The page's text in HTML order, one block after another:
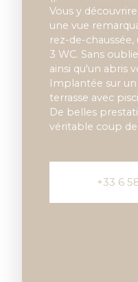
Vous y
une vue
rez-de-
3 WC. Sans
ainsi qu'un abris
Implantée sur
terrasse avec
De belles
véritable coup
+33 6